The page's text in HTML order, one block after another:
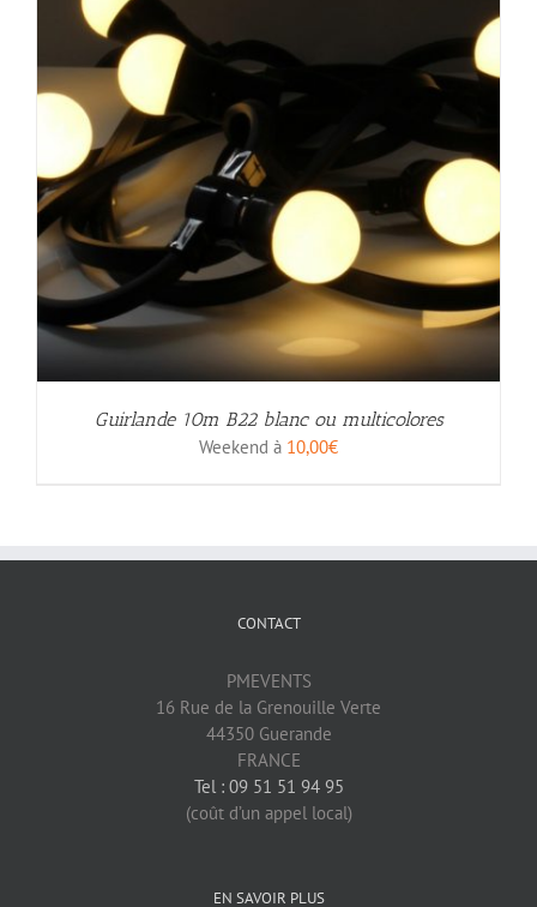
Guirlande 10m B22 blanc ou multicolores
Weekend à 10,00€
CONTACT
PMEVENTS
16 Rue de la Grenouille Verte
44350 Guerande
FRANCE
Tel : 09 51 51 94 95
(coût d’un appel local)
EN SAVOIR PLUS